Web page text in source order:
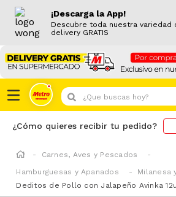
¡Descarga la App!
Descubre toda nuestra variedad
delivery GRATIS
¿Que buscas hoy?
¿Cómo quieres recibir tu pedido?
Carnes, Aves y Pescados
Hamburguesas y Apanados
Milanesa
Deditos de Pollo con Jalapeño Avinka